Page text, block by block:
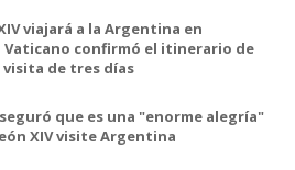
viajará a la Argentina en
Vaticano confirmó el itinerario de
de tres días
que es una "enorme alegría"
XIV visite Argentina